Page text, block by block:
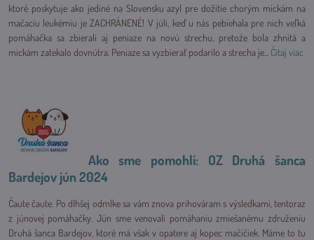
ktoré poskytuje ako jediné na Slovensku azyl pre dožitie chorým mickám na
mačaciu leukémiu je ZACHRÁNENÉ! V júli, keď u nás pebiehala pre nich veľká
pomáhačka sa zbierali aj peniaze na novú strechu, pretože bola zhnitá a
mickám zatekalo dovnútra. Peniaze sa vyzbierať podarilo a strecha je... Čítaj viac
Ako sme pomohli: OZ Druhá šanca
Bardejov jún 2024
Čaute čaute. Po dlhšej odmlke sa vám znova prihováram s výsledkami, tentoraz
z júnovej pomáhačky. Jún sme venovali pomáhaniu zmiešanému združeniu
Druhá šanca Bardejov, ktoré má však v opatere aj kopec mačičiek. Máme to tu